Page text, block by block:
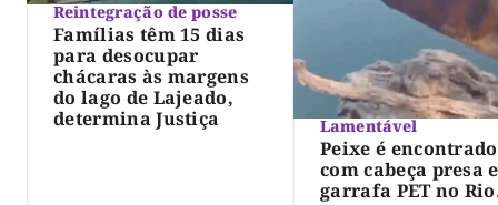
Reintegração de posse
Famílias têm 15 dias
para desocupar
chácaras às margens
do lago de Lajeado,
determina Justiça
Lamentável
Peixe é encontrado
com cabeça presa
garrafa PET no Rio